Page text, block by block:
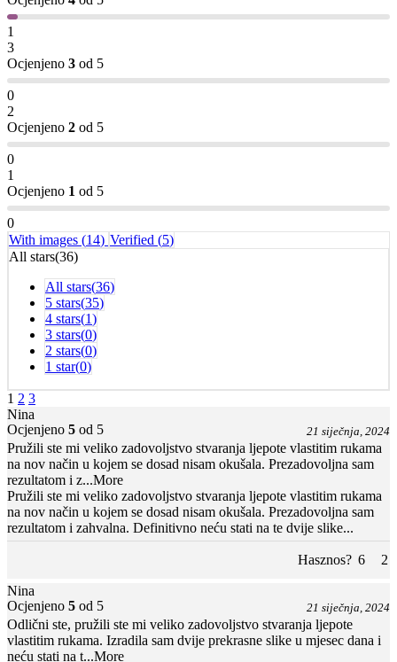
1
3
Ocjenjeno 3 od 5
0
2
Ocjenjeno 2 od 5
0
1
Ocjenjeno 1 od 5
0
With images (14) Verified (5)
All stars(36)
All stars(36)
5 stars(35)
4 stars(1)
3 stars(0)
2 stars(0)
1 star(0)
1 2 3
Nina
Ocjenjeno 5 od 5 21 siječnja, 2024
Pružili ste mi veliko zadovoljstvo stvaranja ljepote vlastitim rukama
na nov način u kojem se dosad nisam okušala. Prezadovoljna sam
rezultatom i z...More
Pružili ste mi veliko zadovoljstvo stvaranja ljepote vlastitim rukama
na nov način u kojem se dosad nisam okušala. Prezadovoljna sam
rezultatom i zahvalna. Definitivno neću stati na te dvije slike...
Hasznos? 6 2
Nina
Ocjenjeno 5 od 5 21 siječnja, 2024
Odlični ste, pružili ste mi veliko zadovoljstvo stvaranja ljepote
vlastitim rukama. Izradila sam dvije prekrasne slike u mjesec dana i
neću stati na t...More